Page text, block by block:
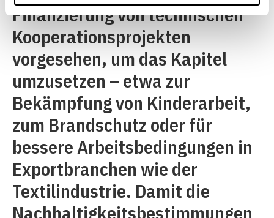
Finanzierung von technischen
Kooperationsprojekten
vorgesehen, um das Kapitel
umzusetzen – etwa zur
Bekämpfung von Kinderarbeit,
zum Brandschutz oder für
bessere Arbeitsbedingungen in
Exportbranchen wie der
Textilindustrie. Damit die
Nachhaltigkeitsbestimmungen